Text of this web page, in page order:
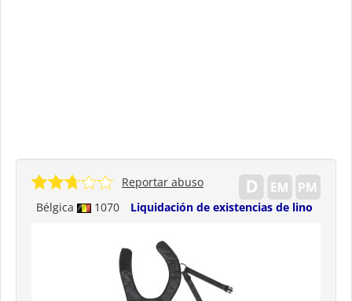
Bélgica 1070 Liquidación de existencias de lino
Reportar abuso